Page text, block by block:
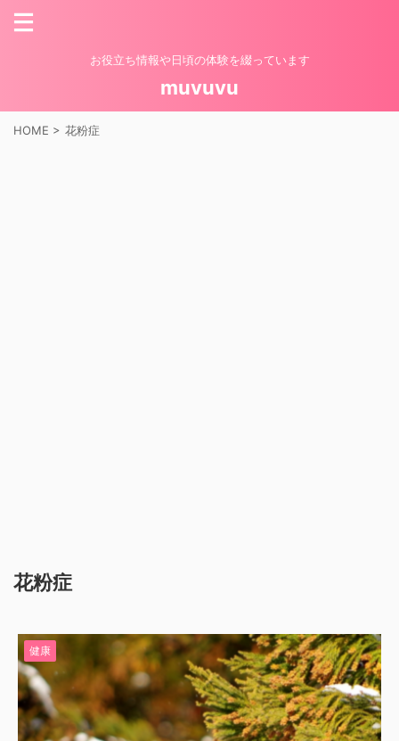
お役立ち情報や日頃の体験を綴っています
muvuvu
HOME > 花粉症
花粉症
健康